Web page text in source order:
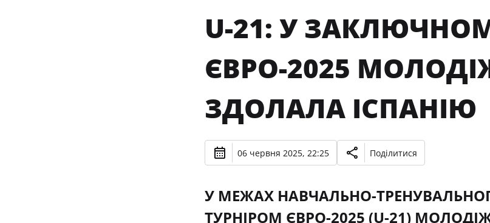
U-21: У
ЄВРО-2025
ЗДОЛАЛА ІСПАНІЮ
06 червня 2025, 22:25 Поділитися
У МЕЖАХ НАВЧАЛЬНО-
ТУРНІРОМ ЄВРО-2025 (U-21)